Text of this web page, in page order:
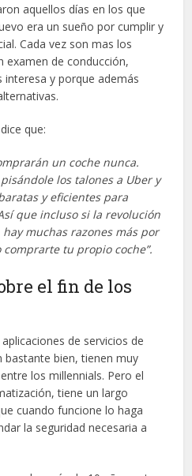
aquellos días en los que
era un sueño por cumplir y
Cada vez son mas los
examen de conducción,
y porque además
que:
un coche nunca.
los talones a Uber y
y eficientes para
que incluso si la revolución
muchas razones más por
tu propio coche”.
el fin de los
de servicios de
bien, tienen muy
los millennials. Pero el
tiene un largo
cuando funcione lo haga
la seguridad necesaria a